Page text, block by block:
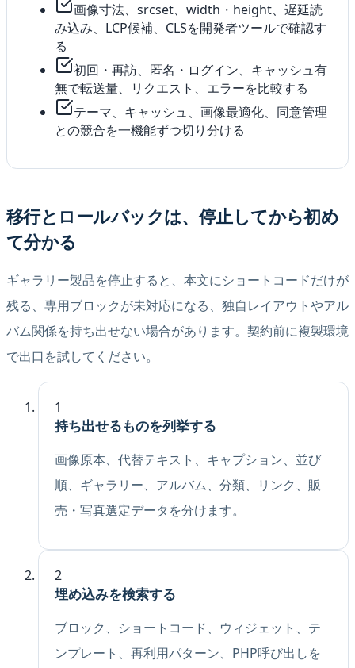
画像寸法、srcset、width・height、遅延読
み込み、LCP候補、CLSを開発者ツールで確認す
る
初回・再訪、匿名・ログイン、キャッシュ有
無で転送量、リクエスト、エラーを比較する
テーマ、キャッシュ、画像最適化、同意管理
との競合を一機能ずつ切り分ける
移行とロールバックは、停止してから初め
て分かる
ギャラリー製品を停止すると、本文にショートコードだけが
残る、専用ブロックが未対応になる、独自レイアウトやアル
バム関係を持ち出せない場合があります。契約前に複製環境
で出口を試してください。
1
持ち出せるものを列挙する
画像原本、代替テキスト、キャプション、並び
順、ギャラリー、アルバム、分類、リンク、販
売・写真選定データを分けます。
2
埋め込みを検索する
ブロック、ショートコード、ウィジェット、テ
ンプレート、再利用パターン、PHP呼び出しを